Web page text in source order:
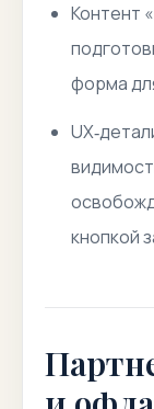
Контент
форма
кнопкой